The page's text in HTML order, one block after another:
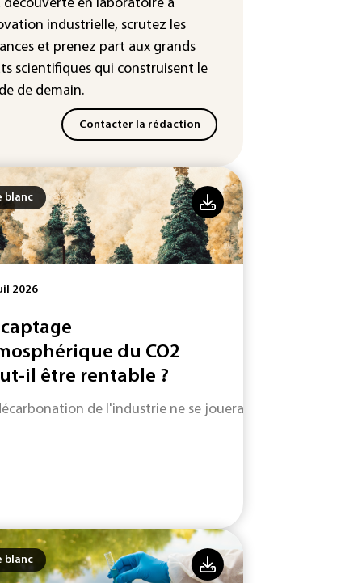
de 300.000 clients
enregistre un record
de 42,2°C (services
découverte en laboratoire à
industrielle, scrutez les
et prenez part aux grands
scientifiques qui construisent le
de demain.
Contacter la rédaction
blanc
2026
captage
du CO2
il être rentable ?
de l'industrie ne se jouera pas uniquement
blanc